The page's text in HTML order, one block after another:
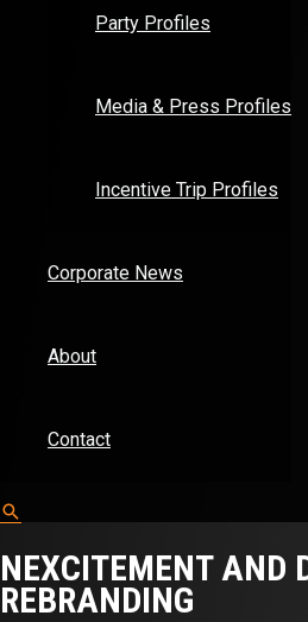
Party Profiles
Media & Press Profiles
Incentive Trip Profiles
Corporate News
About
Contact
Search
NEXCITEMENT AND
REBRANDING